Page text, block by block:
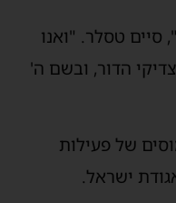
סיים טסלר. "ואנו
הדור, ובשם ה'
של פעילות
ישראל.